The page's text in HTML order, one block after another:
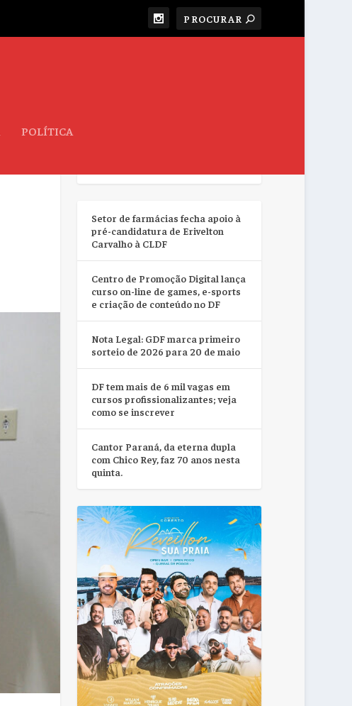
POLÍTICA
Setor de farmácias fecha apoio à
pré-candidatura de Erivelton
Carvalho à CLDF
Centro de Promoção Digital lança
curso on-line de games, e-sports
e criação de conteúdo no DF
Nota Legal: GDF marca primeiro
sorteio de 2026 para 20 de maio
DF tem mais de 6 mil vagas em
cursos profissionalizantes; veja
como se inscrever
Cantor Paraná, da eterna dupla
com Chico Rey, faz 70 anos nesta
quinta.